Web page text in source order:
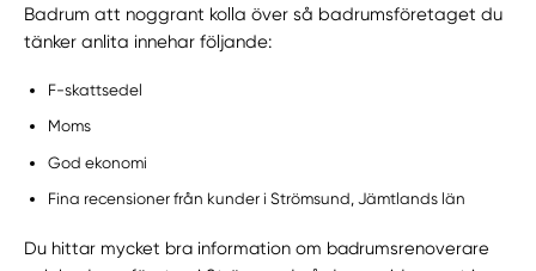
Badrum att noggrant kolla över så badrumsföretaget du
tänker anlita innehar följande:
F-skattsedel
Moms
God ekonomi
Fina recensioner från kunder i Strömsund, Jämtlands län
Du hittar mycket bra information om badrumsrenoverare